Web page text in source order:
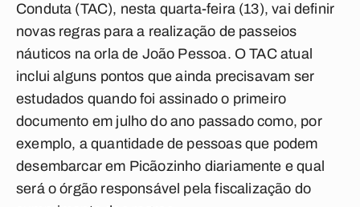
Conduta (TAC), nesta quarta-feira (13), vai definir
novas regras para a realização de passeios
náuticos na orla de João Pessoa. O TAC atual
inclui alguns pontos que ainda precisavam ser
estudados quando foi assinado o primeiro
documento em julho do ano passado como, por
exemplo, a quantidade de pessoas que podem
desembarcar em Picãozinho diariamente e qual
será o órgão responsável pela fiscalização do